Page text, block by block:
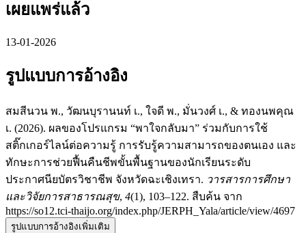
เผยแพร่แล้ว
13-01-2026
รูปแบบการอ้างอิง
สมสีนวน พ., วัฒนบุรานนท์ เ., ใจดี พ., มั่นวงศ์ เ., & ทองนพคุณ
เ. (2026). ผลของโปรแกรม “พาใจกลับมา” ร่วมกับการใช้
สติ๊กเกอร์ไลน์ต่อความรู้ การรับรู้ความสามารถของตนเอง และ
ทักษะการช่วยฟื้นคืนชีพขั้นพื้นฐานของนักเรียนระดับ
ประกาศนียบัตรวิชาชีพ จังหวัดฉะเชิงเทรา. วารสารการศึกษา
และวิจัยการสาธารณสุข, 4(1), 103–122. สืบค้น จาก
https://so12.tci-thaijo.org/index.php/JERPH_Yala/article/view/4697
รูปแบบการอ้างอิงเพิ่มเติม